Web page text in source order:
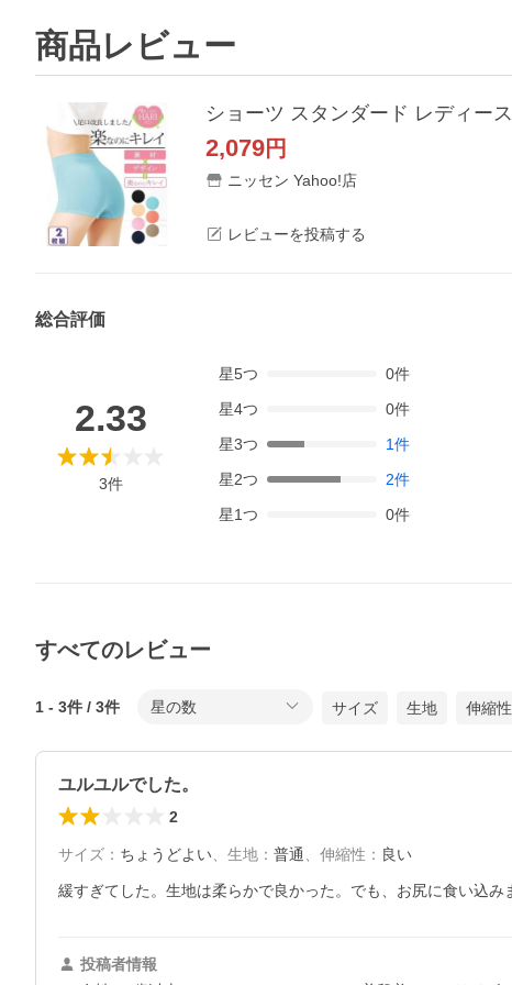
商品レビュー
2,079円
ニッセン Yahoo!店
レビューを投稿する
総合評価
2.33
3件
星5つ 0件
星4つ 0件
星3つ 1件
星2つ 2件
星1つ 0件
すべてのレビュー
1 - 3件 / 3件 星の数 サイズ 生地 伸縮性
ユルユルでした。
2
サイズ ： ちょうどよい、 生地 ： 普通 、 伸縮性 ： 良い
緩すぎてした。生地は柔らかで良かった。でも、お尻に食い込
投稿者情報